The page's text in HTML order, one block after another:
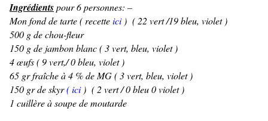
Ingrédientspour 6 personnes: –
Mon fond de tarte ( recetteici) ( 22 vert /19 bleu, violet )
500 g de chou-fleur
150 g de jambon blanc ( 3 vert, bleu, violet )
4 œufs ( 9 vert,/ 0 bleu, violet )
65 gr fraîche à 4 % de MG ( 3 vert, bleu, violet )
150 gr de skyr( ici ) ( 2 vert / 0 bleu 0 violet )
1 cuillère à soupe de moutarde